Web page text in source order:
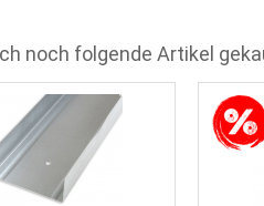
noch folgende Artikel